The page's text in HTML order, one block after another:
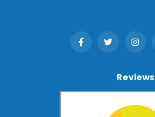
Reviews